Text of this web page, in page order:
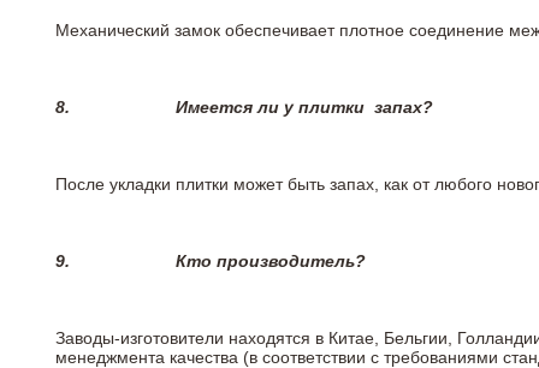
Механический замок обеспечивает плотное соединение
8. Имеется ли у плитки запах?
После укладки плитки может быть запах, как от любого
9. Кто производитель?
Заводы-изготовители находятся в Китае, Бельгии,
менеджмента качества (в соответствии с требованиями